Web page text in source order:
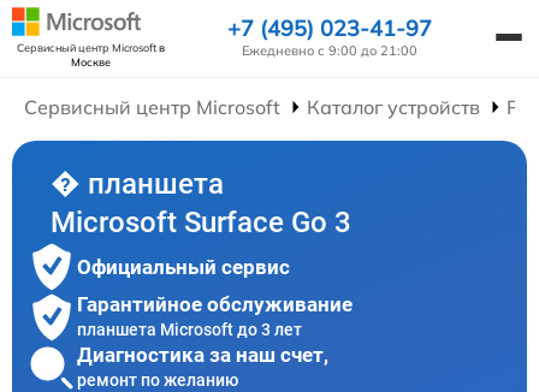
Сервисный центр Microsoftв
Москве
+7 (495) 023-41-97
Ежедневно с 9:00 до 21:00
Сервисный центр Microsoft Каталог устройств
� планшета
Microsoft Surface Go 3
Официальный сервис
Гарантийное обслуживание
планшета Microsoft до 3 лет
Диагностика за наш счет,
ремонт по желанию